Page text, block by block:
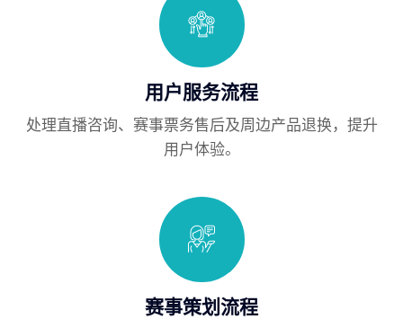
用户服务流程
处理直播咨询、赛事票务售后及周边产品退换，提升
用户体验。
赛事策划流程